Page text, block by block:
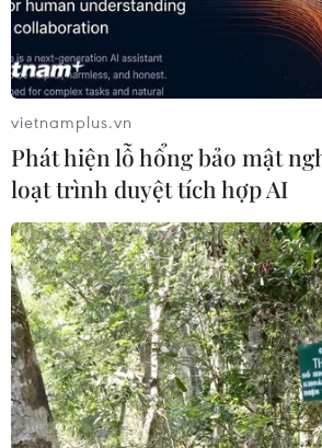
vietnamplus.vn
Phát hiện lỗ hổng bảo mật
loạt trình duyệt tích hợp AI